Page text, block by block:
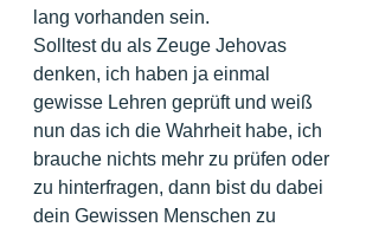
lang vorhanden sein.
Solltest du als Zeuge Jehovas
denken, ich haben ja einmal
gewisse Lehren geprüft und weiß
nun das ich die Wahrheit habe, ich
brauche nichts mehr zu prüfen oder
zu hinterfragen, dann bist du dabei
dein Gewissen Menschen zu